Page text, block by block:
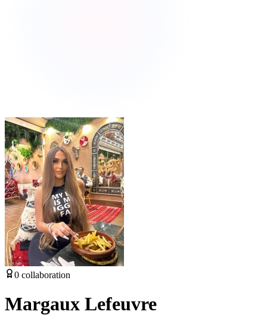
0 collaboration
Margaux Lefeuvre